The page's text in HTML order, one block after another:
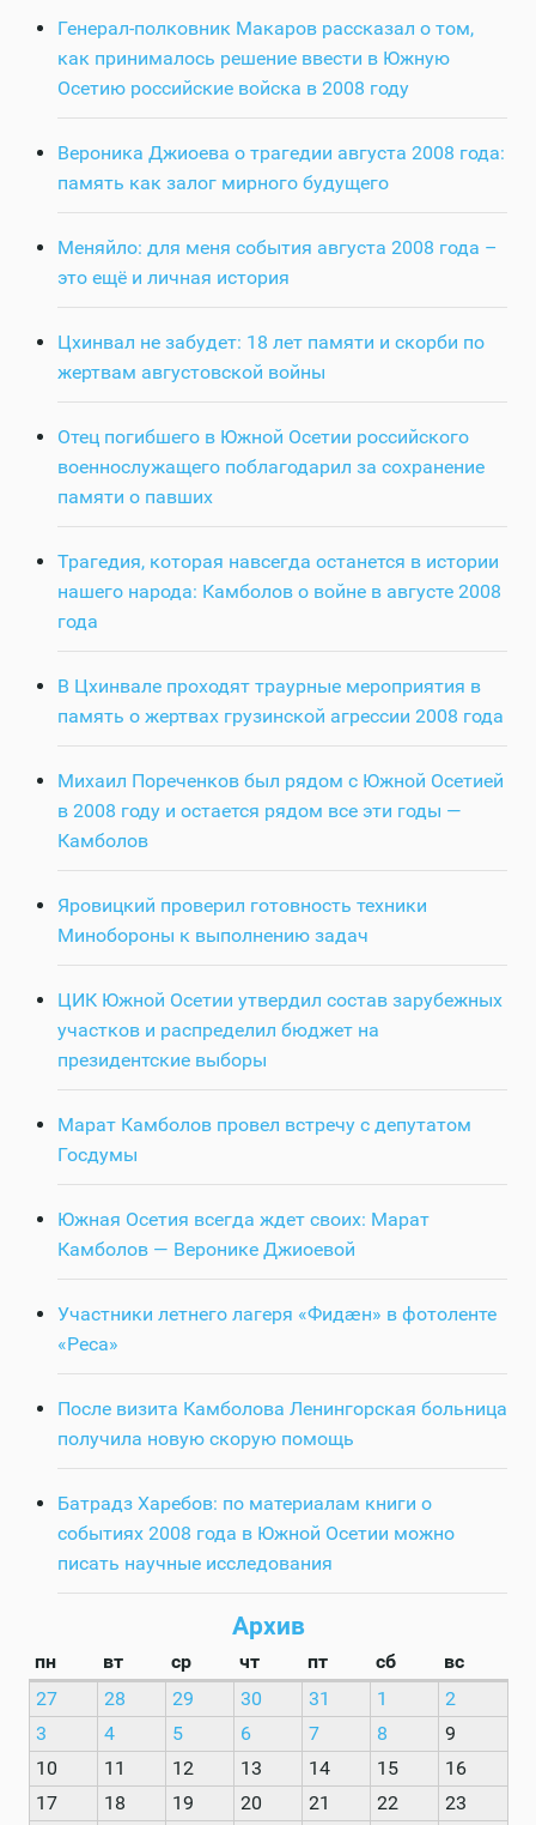
Генерал-полковник Макаров рассказал о том,
как принималось решение ввести в Южную
Осетию российские войска в 2008 году
Вероника Джиоева о трагедии августа 2008 года:
память как залог мирного будущего
Меняйло: для меня события августа 2008 года –
это ещё и личная история
Цхинвал не забудет: 18 лет памяти и скорби по
жертвам августовской войны
Отец погибшего в Южной Осетии российского
военнослужащего поблагодарил за сохранение
памяти о павших
Трагедия, которая навсегда останется в истории
нашего народа: Камболов о войне в августе 2008
года
В Цхинвале проходят траурные мероприятия в
память о жертвах грузинской агрессии 2008 года
Михаил Пореченков был рядом с Южной Осетией
в 2008 году и остается рядом все эти годы —
Камболов
Яровицкий проверил готовность техники
Минобороны к выполнению задач
ЦИК Южной Осетии утвердил состав зарубежных
участков и распределил бюджет на
президентские выборы
Марат Камболов провел встречу с депутатом
Госдумы
Южная Осетия всегда ждет своих: Марат
Камболов — Веронике Джиоевой
Участники летнего лагеря «Фидӕн» в фотоленте
«Реса»
После визита Камболова Ленингорская больница
получила новую скорую помощь
Батрадз Харебов: по материалам книги о
событиях 2008 года в Южной Осетии можно
писать научные исследования
Архив
пн вт ср чт пт сб
вс
27
28 29 30 31 1
2
3
4 5 6 7 8
9
10
11 12 13 14 15
16
17
18 19 20 21 22
23